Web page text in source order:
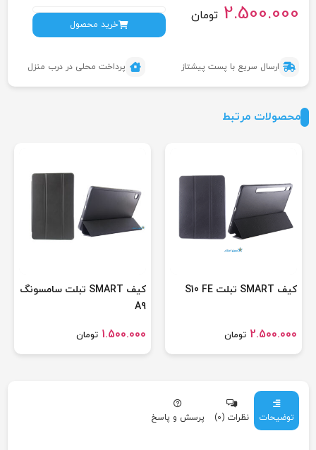
تومان2.500.000 خرید محصول
ارسال سریع با پست پیشتاز پرداخت محلی در درب منزل
محصولات مرتبط
کیف SMART تبلت S10 FE
تومان2.500.000
کیف SMART تبلت سامسونگ
A9
تومان1.500.000
توضیحات نظرات (0) پرسش و پاسخ